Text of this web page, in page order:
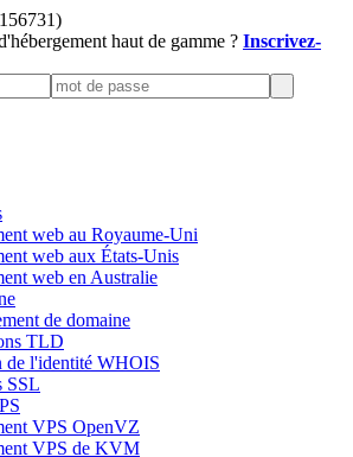
haut de gamme ? Inscrivez-
web au Royaume-Uni
web aux États-Unis
web en Australie
de domaine
TLD
de l'identité WHOIS
SSL
VPS OpenVZ
VPS de KVM